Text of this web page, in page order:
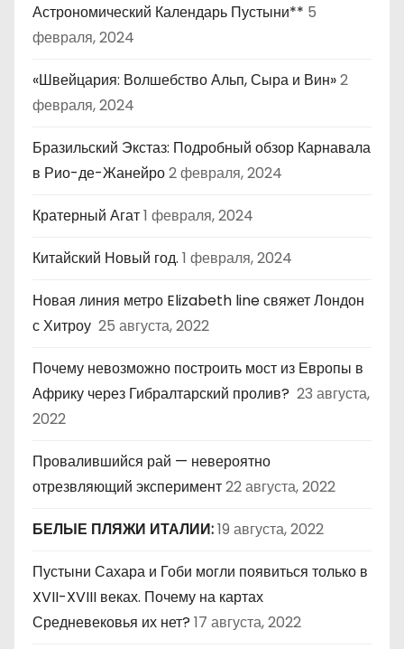
Астрономический Календарь Пустыни** 5
февраля, 2024
«Швейцария: Волшебство Альп, Сыра и Вин»2
февраля, 2024
Бразильский Экстаз: Подробный обзор Карнавала
в Рио-де-Жанейро2 февраля, 2024
Кратерный Агат1 февраля, 2024
Китайский Новый год. 1 февраля, 2024
Новая линия метро Elizabeth line свяжет Лондон
с Хитроу 25 августа, 2022
Почему невозможно построить мост из Европы в
Африку через Гибралтарский пролив? 23 августа,
2022
Провалившийся рай — невероятно
отрезвляющий эксперимент22 августа, 2022
БЕЛЫЕ ПЛЯЖИ ИТАЛИИ:19 августа, 2022
Пустыни Сахара и Гоби могли появиться только в
XVII-XVIII веках. Почему на картах
Средневековья их нет? 17 августа, 2022